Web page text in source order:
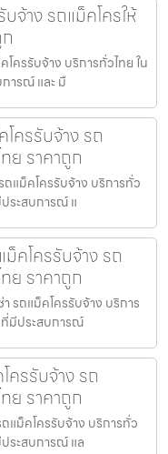
จ้าง รถแม็คโครให้
โครรับจ้าง บริการทั่วไทย ใน
ารณ์ และ มื
โครรับจ้าง รถ
ย ราคาถูก
ถแม็คโครรับจ้าง บริการทั่ว
ระสบการณ์ แ
คโครรับจ้าง รถ
ย ราคาถูก
รถแม็คโครรับจ้าง บริการ
ที่มีประสบการณ์
ครรับจ้าง รถ
ย ราคาถูก
ถแม็คโครรับจ้าง บริการทั่ว
ระสบการณ์ แล